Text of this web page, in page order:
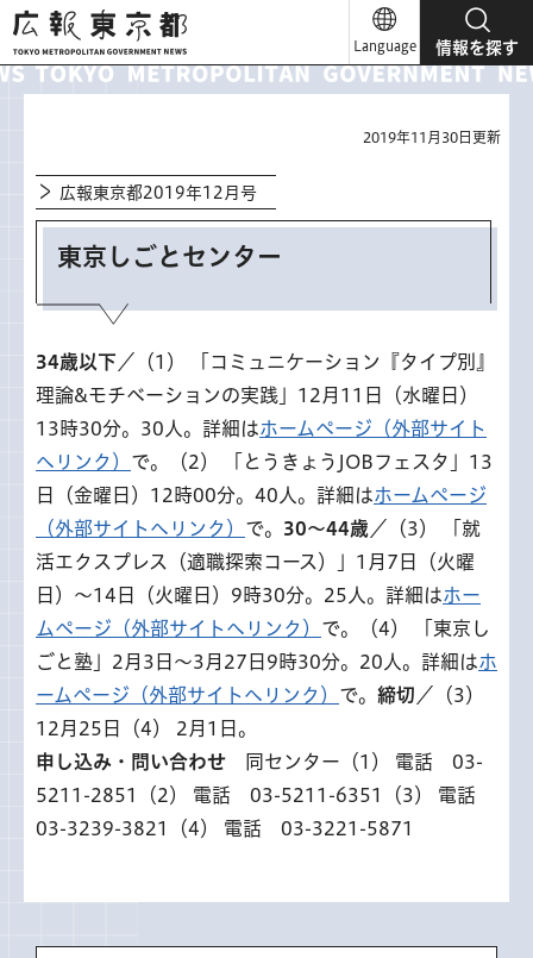
広報東京都
Language 情報を探す
2019年11月30日更新
広報東京都2019年12月号
東京しごとセンター
34歳以下 ／（1） 「コミュニケーション『タイプ別』
理論&モチベーションの実践」12月11日（水曜日）
13時30分。30人。詳細はホームページ（外部サイト
へリンク） で。（2） 「とうきょうJOBフェスタ」13
日（金曜日）12時00分。40人。詳細はホームページ
（外部サイトへリンク） で。 30～44歳 ／（3） 「就
活エクスプレス（適職探索コース）」1月7日（火曜
日）～14日（火曜日）9時30分。25人。詳細はホー
ムページ（外部サイトへリンク） で。（4） 「東京し
ごと塾」2月3日～3月27日9時30分。20人。詳細はホ
ームページ（外部サイトへリンク） で。 締切 ／（3）
12月25日（4） 2月1日。
申し込み・問い合わせ 同センター（1） 電話 03-
5211-2851（2） 電話 03-5211-6351（3） 電話
03-3239-3821（4） 電話 03-3221-5871